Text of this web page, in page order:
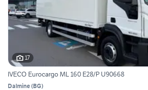
17
IVECO Eurocargo ML 160 E28/P U90668
Dalmine(BG)